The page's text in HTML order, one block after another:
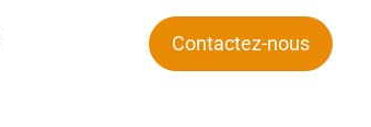
Contactez-nous